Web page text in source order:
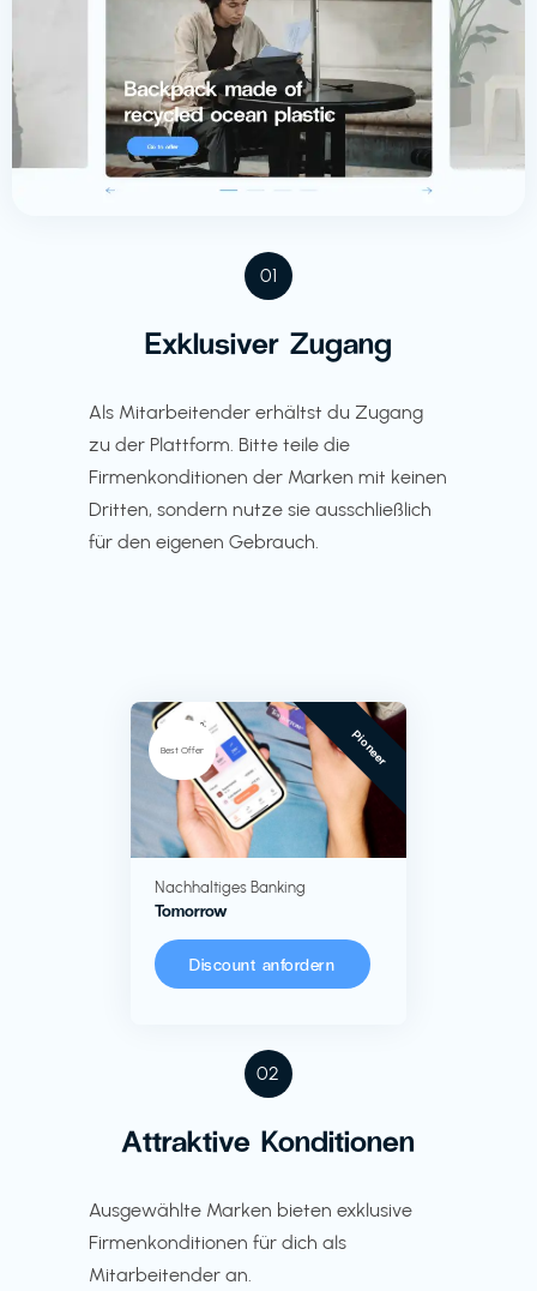
01
Exklusiver Zugang
Als Mitarbeitender erhältst du Zugang
zu der Plattform. Bitte teile die
Firmenkonditionen der Marken mit keinen
Dritten, sondern nutze sie ausschließlich
für den eigenen Gebrauch.
02
Attraktive Konditionen
Ausgewählte Marken bieten exklusive
Firmenkonditionen für dich als
Mitarbeitender an.
Best Offer Pioneer
Nachhaltiges Banking
Tomorrow
Discount anfordern